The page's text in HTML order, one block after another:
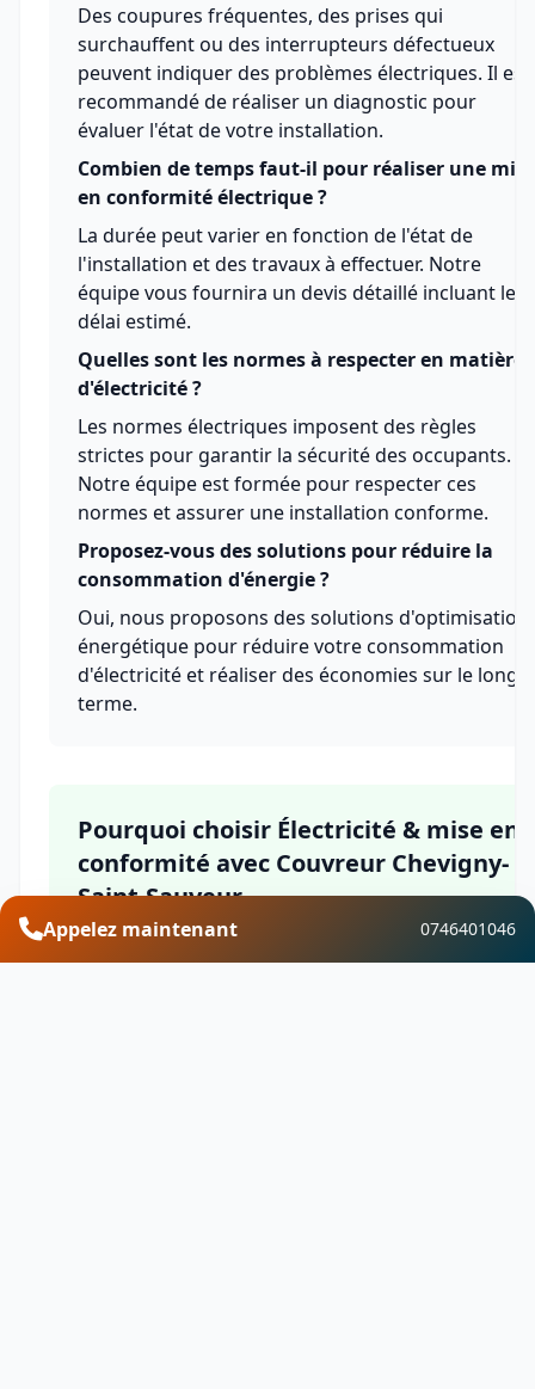
Des coupures fréquentes, des prises qui
surchauffent ou des interrupteurs défectueux
peuvent indiquer des problèmes électriques. Il est
recommandé de réaliser un diagnostic pour
évaluer l'état de votre installation.
Combien de temps faut-il pour réaliser une mise
en conformité électrique ?
La durée peut varier en fonction de l'état de
l'installation et des travaux à effectuer. Notre
équipe vous fournira un devis détaillé incluant le
délai estimé.
Quelles sont les normes à respecter en matière
d'électricité ?
Les normes électriques imposent des règles
strictes pour garantir la sécurité des occupants.
Notre équipe est formée pour respecter ces
normes et assurer une installation conforme.
Proposez-vous des solutions pour réduire la
consommation d'énergie ?
Oui, nous proposons des solutions d'optimisation
énergétique pour réduire votre consommation
d'électricité et réaliser des économies sur le long
terme.
Pourquoi choisir Électricité & mise en
conformité avec Couvreur Chevigny-
Saint-Sauveur
Choisir Couvreur Chevigny-Saint-Sauveur pour
Appelez maintenant 0746401046